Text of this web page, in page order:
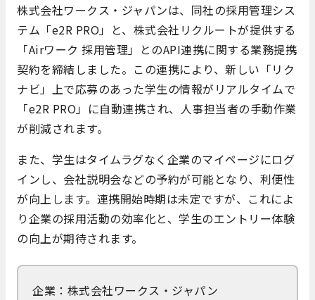
株式会社ワークス・ジャパンは、同社の採用管理シス
テム「e2R PRO」と、株式会社リクルートが提供する
「Airワーク 採用管理」とのAPI連携に関する業務提携
契約を締結しました。​この連携により、新しい「リク
ナビ」上で応募のあった学生の情報がリアルタイムで
「e2R PRO」に自動連携され、人事担当者の手動作業
が削減されます。​
また、学生はタイムラグなく企業のマイページにログ
インし、会社説明会などの予約が可能となり、利便性
が向上します。​連携開始時期は未定ですが、これによ
り企業の採用活動の効率化と、学生のエントリー体験
の向上が期待されます。
企業：株式会社ワークス・ジャパン